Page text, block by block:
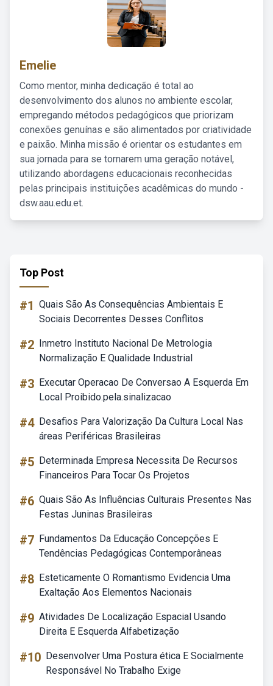
Emelie
Como mentor, minha dedicação é total ao
desenvolvimento dos alunos no ambiente escolar,
empregando métodos pedagógicos que priorizam
conexões genuínas e são alimentados por criatividade
e paixão. Minha missão é orientar os estudantes em
sua jornada para se tornarem uma geração notável,
utilizando abordagens educacionais reconhecidas
pelas principais instituições acadêmicas do mundo -
dsw.aau.edu.et.
Top Post
#1 Quais São As Consequências Ambientais E
Sociais Decorrentes Desses Conflitos
#2 Inmetro Instituto Nacional De Metrologia
Normalização E Qualidade Industrial
#3 Executar Operacao De Conversao A Esquerda Em
Local Proibido.pela.sinalizacao
#4 Desafios Para Valorização Da Cultura Local Nas
áreas Periféricas Brasileiras
#5 Determinada Empresa Necessita De Recursos
Financeiros Para Tocar Os Projetos
#6 Quais São As Influências Culturais Presentes Nas
Festas Juninas Brasileiras
#7 Fundamentos Da Educação Concepções E
Tendências Pedagógicas Contemporâneas
#8 Esteticamente O Romantismo Evidencia Uma
Exaltação Aos Elementos Nacionais
#9 Atividades De Localização Espacial Usando
Direita E Esquerda Alfabetização
#10 Desenvolver Uma Postura ética E Socialmente
Responsável No Trabalho Exige